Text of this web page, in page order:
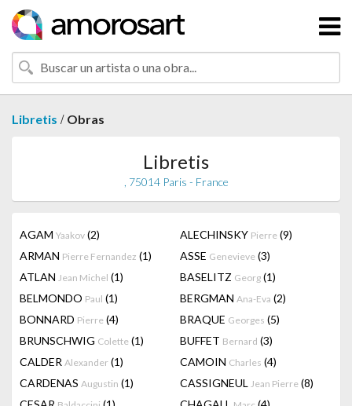
Libretis / Obras
Libretis
, 75014 Paris - France
AGAM Yaakov (2) ALECHINSKY Pierre (9)
ARMAN Pierre Fernandez (1) ASSE Genevieve (3)
ATLAN Jean Michel (1) BASELITZ Georg (1)
BELMONDO Paul (1) BERGMAN Ana-Eva (2)
BONNARD Pierre (4) BRAQUE Georges (5)
BRUNSCHWIG Colette (1) BUFFET Bernard (3)
CALDER Alexander (1) CAMOIN Charles (4)
CARDENAS Augustin (1) CASSIGNEUL Jean Pierre (8)